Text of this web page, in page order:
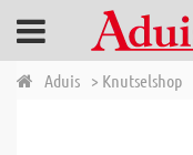
Aduis > Knutselshop